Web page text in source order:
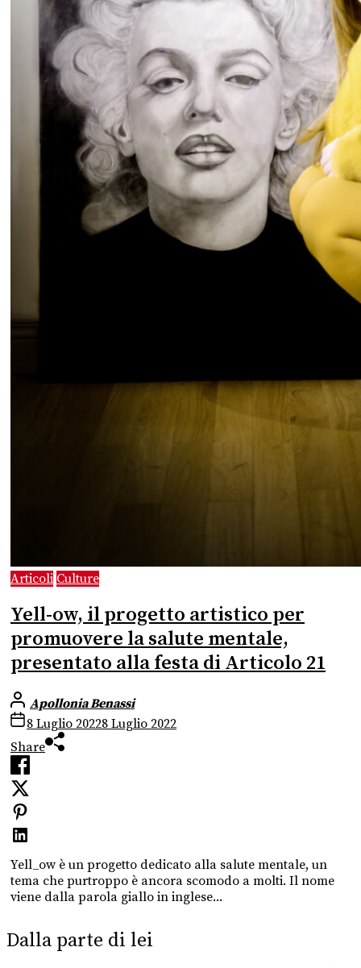
Articoli Culture
Yell-ow, il progetto artistico per
promuovere la salute mentale,
presentato alla festa di Articolo 21
Apollonia Benassi
8 Luglio 20228 Luglio 2022
Share
Yell_ow è un progetto dedicato alla salute mentale, un
tema che purtroppo è ancora scomodo a molti. Il nome
viene dalla parola giallo in inglese...
Dalla parte di lei